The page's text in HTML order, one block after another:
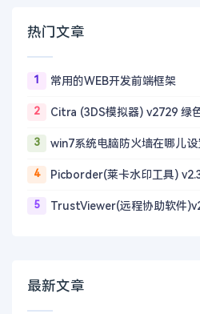
热门文章
1 常用的WEB开发前端框架
2 Citra (3DS模拟器) v2729 绿
3 win7系统电脑防火墙在哪儿设
4 Picborder(莱卡水印工具)
5 TrustViewer(远程协助软件
最新文章